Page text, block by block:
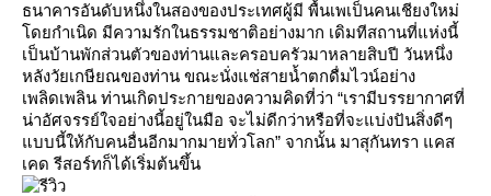
ธนาคารอันดับหนึ่งในสองของประเทศผู้มี พื้นเพเป็นคนเชียงใหม่
ดยกำเนิด มีความรักในธรรมชาติอย่างมาก เดิมทีสถานที่แห่งนี้
เป็นบ้านพักส่วนตัวของท่านและครอบครัวมาหลายสิบปี วันหนึ่ง
หลังวัยเกษียณของท่าน ขณะนั่งแช่สายน้ำตกดื่มไวน์อย่าง
เพลิดเพลิน ท่านเกิดประกายของความคิดที่ว่า “เรามีบรรยากาศที่
น่าอัศจรรย์ใจอย่างนี้อยู่ในมือ จะไม่ดีกว่าหรือที่จะแบ่งปันสิ่งดีๆ
บบนี้ให้กับคนอื่นอีกมากมายทั่วโลก” จากนั้น มาสุกันทรา แคส
เคด รีสอร์ทก็ได้เริ่มต้นขึ้น